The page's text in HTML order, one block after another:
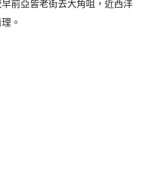
前亞皆老街去大角咀，近西洋
。